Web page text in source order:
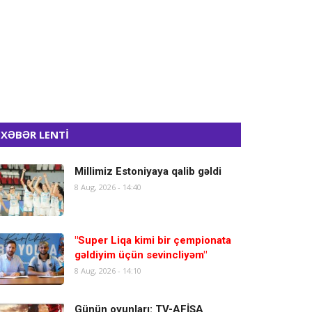
XƏBƏR LENTİ
Millimiz Estoniyaya qalib gəldi
8 Aug, 2026 - 14:40
"Super Liqa kimi bir çempionata
gəldiyim üçün sevincliyəm"
8 Aug, 2026 - 14:10
Günün oyunları: TV-AFİŞA